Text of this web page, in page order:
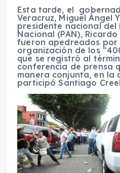
Esta tarde, el
Veracruz, Miguel Ángel
presidente nacional del
Nacional (PAN),
fueron apedreados por
organización de los
que se registró al
conferencia de prensa
manera conjunta, en la
participó Santiago